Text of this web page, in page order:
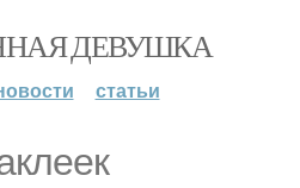
ДЕВУШКА
статьи